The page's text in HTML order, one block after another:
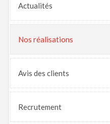
Actualités
Nos réalisations
Avis des clients
Recrutement